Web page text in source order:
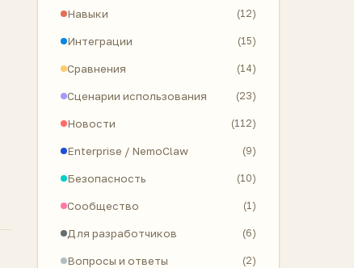
Навыки (12)
Интеграции (15)
Сравнения (14)
Сценарии использования (23)
Новости (112)
Enterprise / NemoClaw (9)
Безопасность (10)
Сообщество (1)
Для разработчиков (6)
Вопросы и ответы (2)